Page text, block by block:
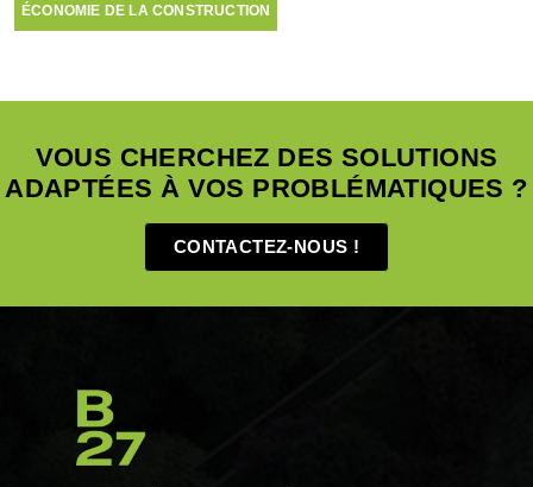
ÉCONOMIE DE LA CONSTRUCTION
VOUS CHERCHEZ DES SOLUTIONS
ADAPTÉES À VOS PROBLÉMATIQUES ?
CONTACTEZ-NOUS !